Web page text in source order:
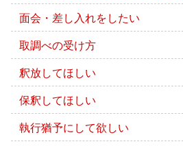
面会・差し入れをしたい
取調べの受け方
釈放してほしい
保釈してほしい
執行猶予にして欲しい